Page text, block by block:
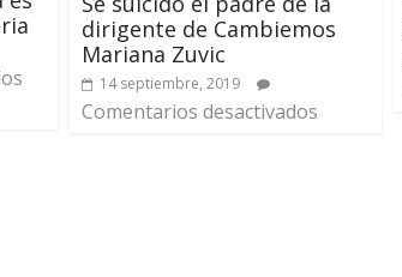
dirigente de Cambiemos
Mariana Zuvic
14 septiembre, 2019
Comentarios desactivados